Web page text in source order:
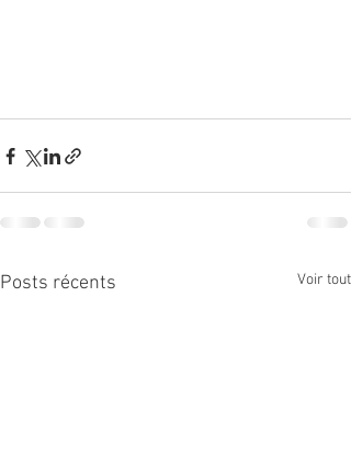
Posts récents Voir tout